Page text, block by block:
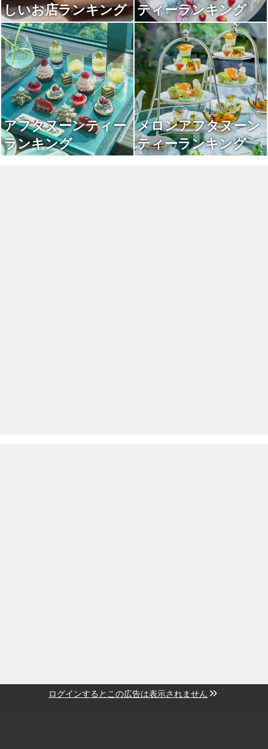
しいお店ランキング
ティーランキング
アフタヌーンティー
ランキング
メロンアフタヌーン
ティーランキング
ログインするとこの広告は表示されません